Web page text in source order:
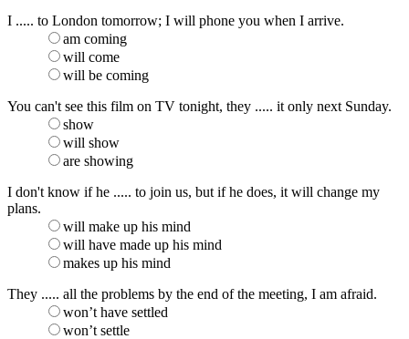
I ..... to London tomorrow; I will phone you when I arrive.
am coming
will come
will be coming
You can't see this film on TV tonight, they ..... it only next Sunday.
show
will show
are showing
I don't know if he ..... to join us, but if he does, it will change my
plans.
will make up his mind
will have made up his mind
makes up his mind
They ..... all the problems by the end of the meeting, I am afraid.
won’t have settled
won’t settle